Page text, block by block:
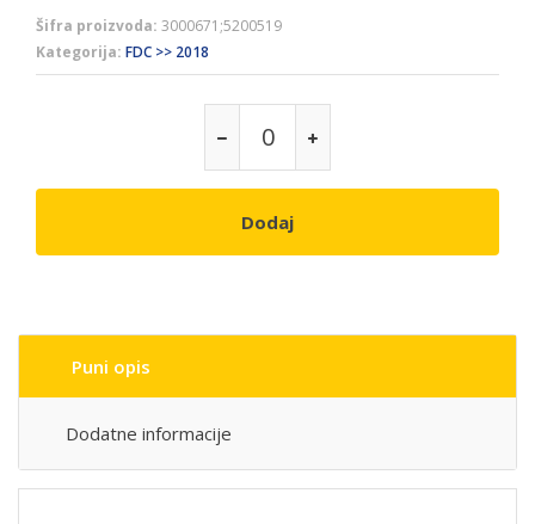
Šifra proizvoda: 3000671;5200519
Kategorija: FDC >> 2018
Dodaj
Puni opis
Dodatne informacije